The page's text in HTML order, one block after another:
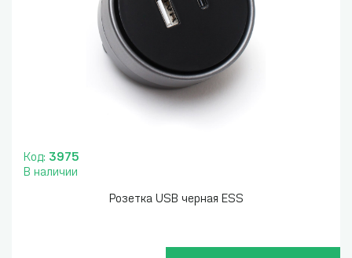
Код: 3975
В наличии
Розетка USB черная ESS